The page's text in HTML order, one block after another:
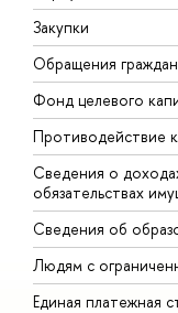
Закупки
Обращения
Фонд целевого
Противодействие
Сведения о
обязательствах
Сведения об
Людям с
Единая платежная